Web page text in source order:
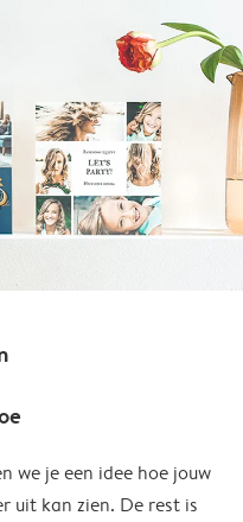
we je een idee hoe jouw
uit kan zien. De rest is